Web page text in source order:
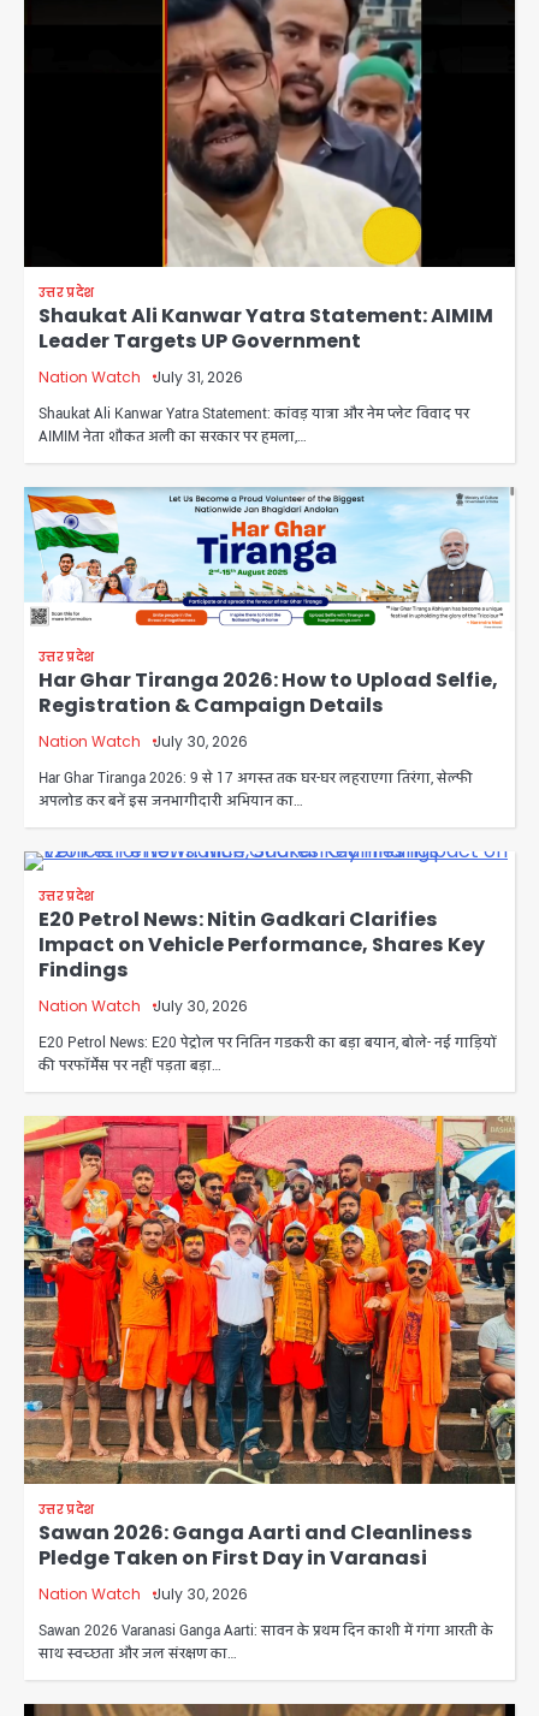
उत्तर प्रदेश
Shaukat Ali Kanwar Yatra Statement: AIMIM
Leader Targets UP Government
Nation Watch
July 31, 2026
Shaukat Ali Kanwar Yatra Statement: कांवड़ यात्रा और नेम प्लेट विवाद पर
AIMIM नेता शौकत अली का सरकार पर हमला,…
उत्तर प्रदेश
Har Ghar Tiranga 2026: How to Upload Selfie,
Registration & Campaign Details
Nation Watch
July 30, 2026
Har Ghar Tiranga 2026: 9 से 17 अगस्त तक घर-घर लहराएगा तिरंगा, सेल्फी
अपलोड कर बनें इस जनभागीदारी अभियान का…
उत्तर प्रदेश
E20 Petrol News: Nitin Gadkari Clarifies
Impact on Vehicle Performance, Shares Key
Findings
Nation Watch
July 30, 2026
E20 Petrol News: E20 पेट्रोल पर नितिन गडकरी का बड़ा बयान, बोले- नई गाड़ियों
की परफॉर्मेंस पर नहीं पड़ता बड़ा…
उत्तर प्रदेश
Sawan 2026: Ganga Aarti and Cleanliness
Pledge Taken on First Day in Varanasi
Nation Watch
July 30, 2026
Sawan 2026 Varanasi Ganga Aarti: सावन के प्रथम दिन काशी में गंगा आरती के
साथ स्वच्छता और जल संरक्षण का…